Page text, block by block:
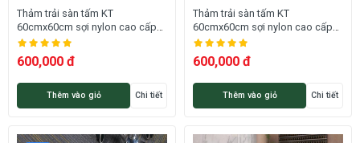
Thảm trải sàn tấm KT
60cmx60cm sợi nylon cao cấp
dày 9mm HCO-LUMINA 06 HNO
600,000 đ
Thêm vào giỏ Chi tiết
Thảm trải sàn tấm KT
60cmx60cm sợi nylon cao cấp
dày 9mm HCO-LUMINA 09 HNO
600,000 đ
Thêm vào giỏ Chi tiết